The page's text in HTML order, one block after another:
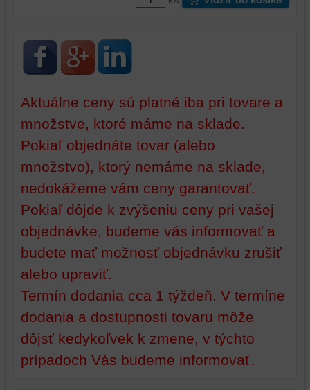
Aktuálne ceny sú platné iba pri tovare a
množstve, ktoré máme na sklade.
Pokiaľ objednáte tovar (alebo
množstvo), ktorý nemáme na sklade,
nedokážeme vám ceny garantovať.
Pokiaľ dôjde k zvýšeniu ceny pri vašej
objednávke, budeme vás informovať a
budete mať možnosť objednávku zrušiť
alebo upraviť.
Termín dodania cca 1 týždeň. V termíne
dodania a dostupnosti tovaru môže
dôjsť kedykoľvek k zmene, v týchto
prípadoch Vás budeme informovať.
a
zabezpečenia.
niektoré
z
vašich
bez
toho,
ste
mali
účet
alebo
bez
prihlásenia,
používať
skripty
zdroje
tretích
strán,
widgety
atď.